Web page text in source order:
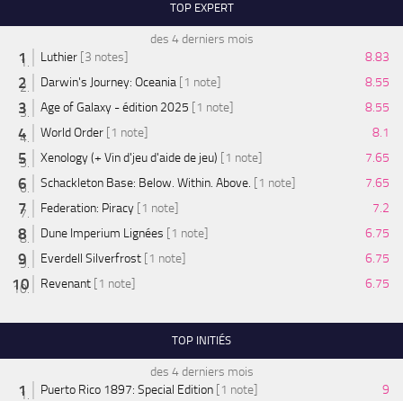
TOP EXPERT
des 4 derniers mois
Luthier [3 notes]
8.83
Darwin's Journey: Oceania [1 note]
8.55
Age of Galaxy - édition 2025 [1 note]
8.55
World Order [1 note]
8.1
Xenology (+ Vin d'jeu d'aide de jeu) [1 note]
7.65
Schackleton Base: Below. Within. Above. [1 note]
7.65
Federation: Piracy [1 note]
7.2
Dune Imperium Lignées [1 note]
6.75
Everdell Silverfrost [1 note]
6.75
Revenant [1 note] 6.75
TOP INITIÉS
des 4 derniers mois
Puerto Rico 1897: Special Edition [1 note] 9